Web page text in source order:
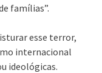
famílias”.
esse terror,
internacional
ideológicas.